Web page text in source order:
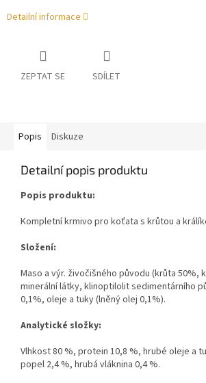
Detailní informace
ZEPTAT SE SDÍLET
Popis Diskuze
Detailní popis produktu
Popis produktu:
Kompletní krmivo pro koťata s krůtou a
Složení:
Maso a výr. živočišného původu (krůta 50%,
minerální látky, klinoptilolit sedimentárního
0,1%, oleje a tuky (lněný olej 0,1%).
Analytické složky:
Vlhkost 80 %, protein 10,8 %, hrubé oleje a
popel 2,4 %, hrubá vláknina 0,4 %.